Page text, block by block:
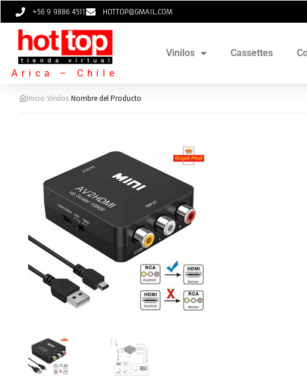
+56 9 9886 4511 HOTTOP@GMAIL.COM
Arica – Chile
Vinilos Cassettes
Inicio›Vinilos›Nombre del Producto